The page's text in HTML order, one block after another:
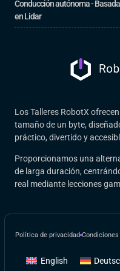
Conducción autónoma - Basada
en Lidar
Los Talleres RobotX
tamaño de un byte,
práctico, divertido y
Proporcionamos una
de larga duración,
real mediante lecciones
Política de privacidad
English